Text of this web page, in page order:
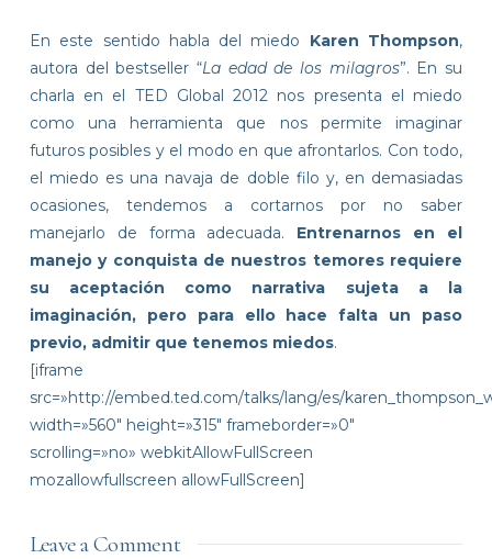
En este sentido habla del miedo Karen Thompson,
autora del bestseller “La edad de los milagros”. En su
charla en el TED Global 2012 nos presenta el miedo
como una herramienta que nos permite imaginar
futuros posibles y el modo en que afrontarlos. Con todo,
el miedo es una navaja de doble filo y, en demasiadas
ocasiones, tendemos a cortarnos por no saber
manejarlo de forma adecuada. Entrenarnos en el
manejo y conquista de nuestros temores requiere
su aceptación como narrativa sujeta a la
imaginación, pero para ello hace falta un paso
previo, admitir que tenemos miedos.
[iframe
src=»http://embed.ted.com/talks/lang/es/
width=»560″ height=»315″ frameborder=»0″
scrolling=»no» webkitAllowFullScreen
mozallowfullscreen allowFullScreen]
Leave a Comment